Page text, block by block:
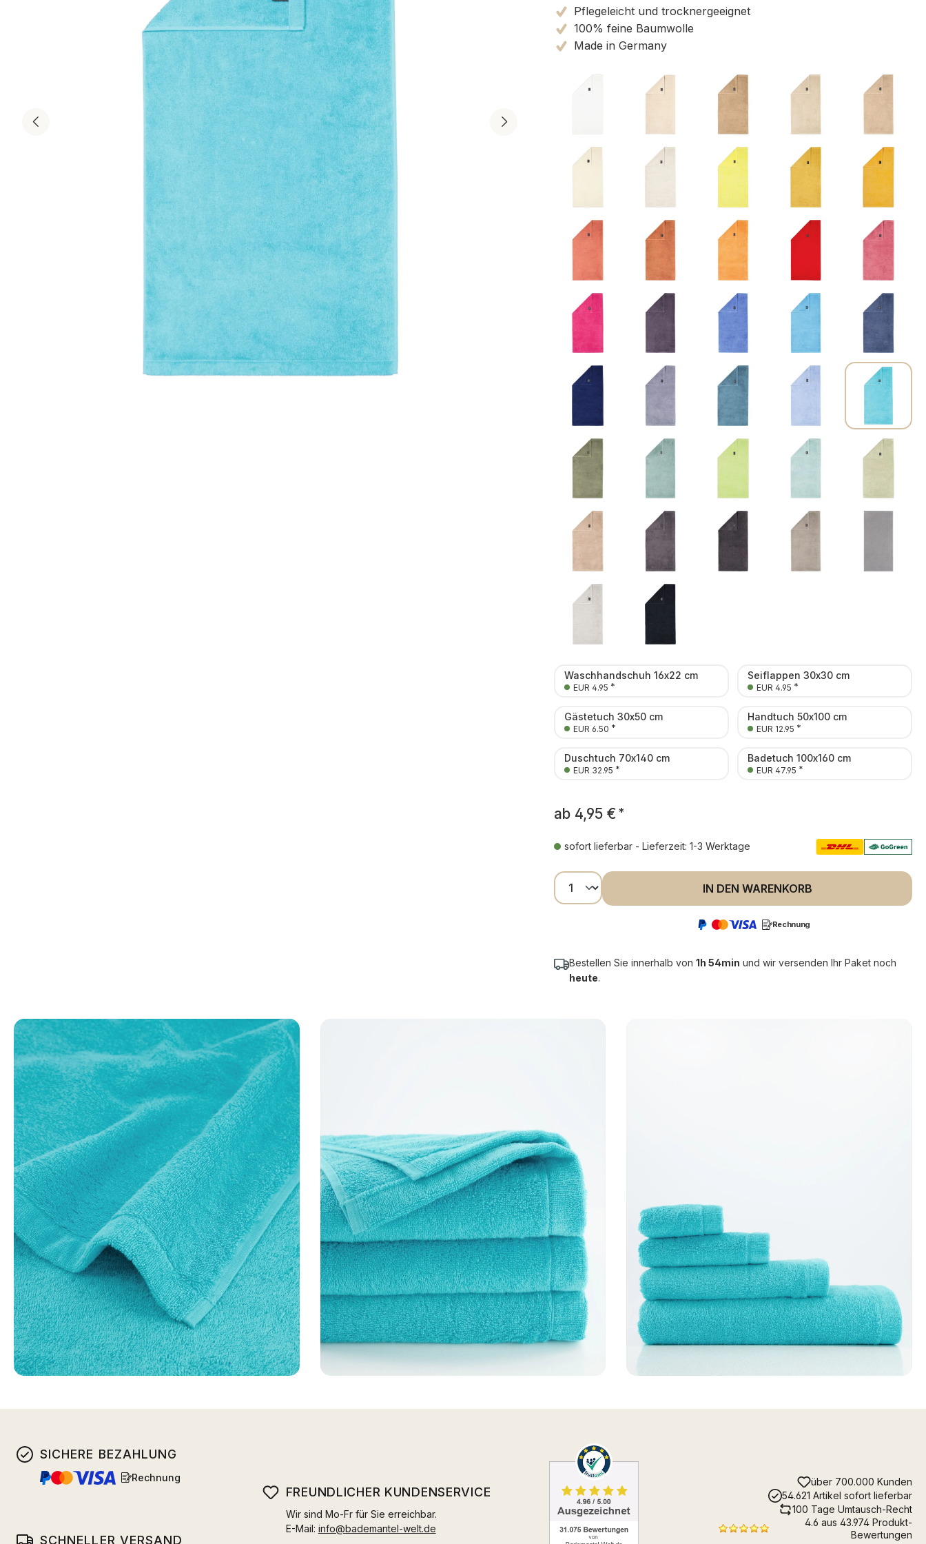
Pflegeleicht und trocknergeeignet
100% feine Baumwolle
Made in Germany
Waschhandschuh 16x22 cm
EUR 4.95 *
Seiflappen 30x30 cm
EUR 4.95 *
Gästetuch 30x50 cm
EUR 6.50 *
Handtuch 50x100 cm
EUR 12.95 *
Duschtuch 70x140 cm
EUR 32.95 *
Badetuch 100x160 cm
EUR 47.95 *
ab 4,95 € *
sofort lieferbar - Lieferzeit: 1-3 Werktage
Produkt Anzahl: Gib den gewünschten Wert
IN DEN WARENKORB
Rechnung
Bestellen Sie innerhalb von 1h 54min und wir versenden Ihr Paket noch
heute.
SICHERE BEZAHLUNG
Rechnung
SCHNELLER VERSAND
FREUNDLICHER KUNDENSERVICE
Wir sind Mo-Fr für Sie erreichbar.
E-Mail: info@bademantel-welt.de
über 700.000 Kunden
54.621 Artikel sofort lieferbar
100 Tage Umtausch-Recht
4.6 aus 43.974 Produkt-
Bewertungen